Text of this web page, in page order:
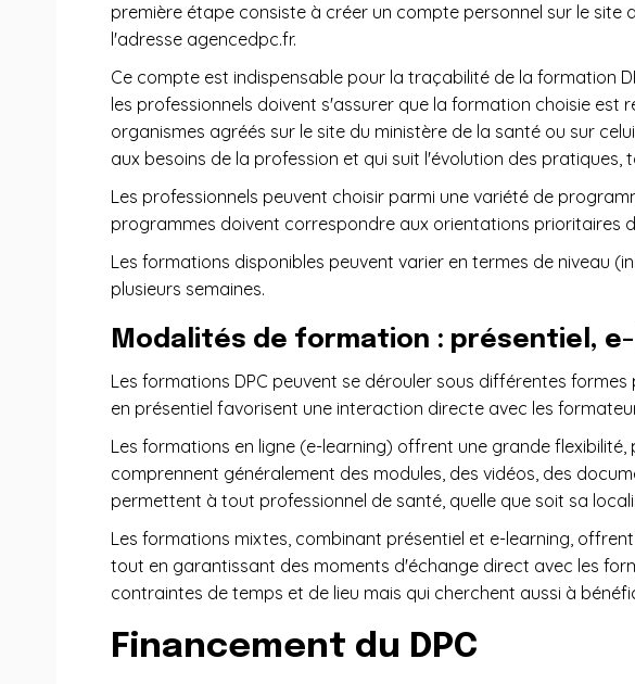
première étape consiste à créer un compte personnel sur le site
l'adresse agencedpc.fr.
Ce compte est indispensable pour la traçabilité de la formation
les professionnels doivent s'assurer que la formation choisie est
organismes agréés sur le site du ministère de la santé ou sur
aux besoins de la profession et qui suit l'évolution des
Les professionnels peuvent choisir parmi une variété de
programmes doivent correspondre aux orientations prioritaires
Les formations disponibles peuvent varier en termes de niveau
plusieurs semaines.
Modalités de formation : présentiel,
Les formations DPC peuvent se dérouler sous différentes
en présentiel favorisent une interaction directe avec les
Les formations en ligne (e-learning) offrent une grande
comprennent généralement des modules, des vidéos, des
permettent à tout professionnel de santé, quelle que soit sa
Les formations mixtes, combinant présentiel et e-learning,
tout en garantissant des moments d'échange direct avec les
contraintes de temps et de lieu mais qui cherchent aussi à
Financement du DPC